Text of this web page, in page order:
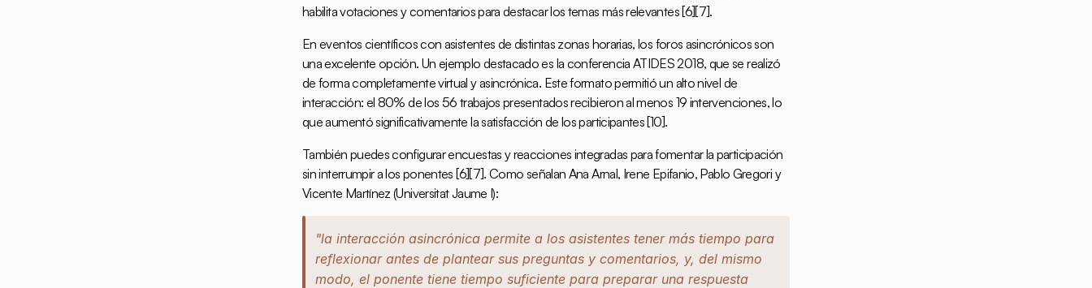
habilita votaciones y comentarios para destacar los temas más relevantes [6][7].
En eventos científicos con asistentes de distintas zonas horarias, los foros asincrónicos son
una excelente opción. Un ejemplo destacado es la conferencia ATIDES 2018, que se realizó
de forma completamente virtual y asincrónica. Este formato permitió un alto nivel de
interacción: el 80% de los 56 trabajos presentados recibieron al menos 19 intervenciones, lo
que aumentó significativamente la satisfacción de los participantes [10].
También puedes configurar encuestas y reacciones integradas para fomentar la participación
sin interrumpir a los ponentes [6][7]. Como señalan Ana Arnal, Irene Epifanio, Pablo Gregori y
Vicente Martínez (Universitat Jaume I):
"la interacción asincrónica permite a los asistentes tener más tiempo para
reflexionar antes de plantear sus preguntas y comentarios, y, del mismo
modo, el ponente tiene tiempo suficiente para preparar una respuesta